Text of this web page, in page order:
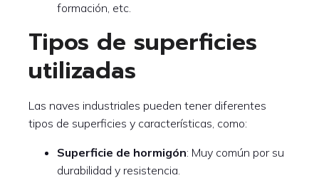
formación, etc.
Tipos de superficies
utilizadas
Las naves industriales pueden tener diferentes
tipos de superficies y características, como:
Superficie de hormigón: Muy común por su
durabilidad y resistencia.